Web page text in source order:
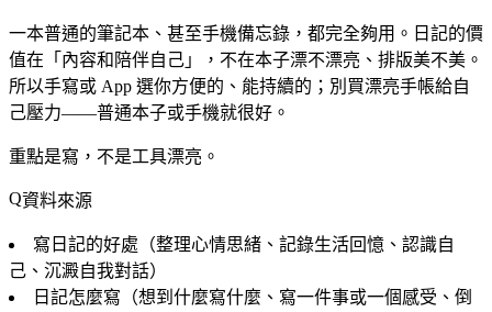
一本普通的筆記本、甚至手機備忘錄，都完全夠用。日記的價
值在「內容和陪伴自己」，不在本子漂不漂亮、排版美不美。
所以手寫或 App 選你方便的、能持續的；別買漂亮手帳給自
己壓力——普通本子或手機就很好。
重點是寫，不是工具漂亮。
資料來源
寫日記的好處（整理心情思緒、記錄生活回憶、認識自
己、沉澱自我對話）
日記怎麼寫（想到什麼寫什麼、寫一件事或一個感受、倒